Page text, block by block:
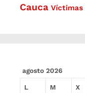
Cauca Víctimas
agosto 2026
L M X